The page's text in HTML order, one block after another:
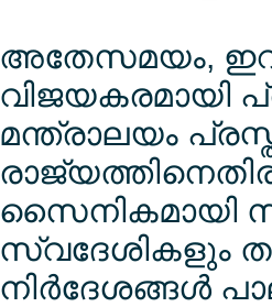
അതേസമയം,
വിജയകരമായി
മന്ത്രാലയം
സൈനികമായി
സ്വദേശികളും
നിര്‍ദേശങ്ങള്‍